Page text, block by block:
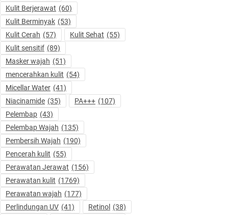
Kulit Berjerawat (60)
Kulit Berminyak (53)
Kulit Cerah (57) Kulit Sehat (55)
Kulit sensitif (89)
Masker wajah (51)
mencerahkan kulit (54)
Micellar Water (41)
Niacinamide (35) PA+++ (107)
Pelembap (43)
Pelembap Wajah (135)
Pembersih Wajah (190)
Pencerah kulit (55)
Perawatan Jerawat (156)
Perawatan kulit (1769)
Perawatan wajah (177)
Perlindungan UV (41) Retinol (38)